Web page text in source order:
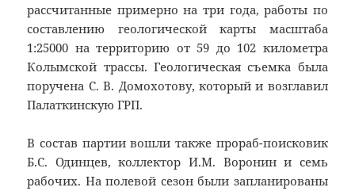
рассчитанные примерно на три года, работы по
составлению геологической карты масштаба
1:25000 на территорию от 59 до 102 километра
Колымской трассы. Геологическая съемка была
поручена С. В. Домохотову, который и возглавил
Палаткинскую ГРП.
В состав партии вошли также прораб-поисковик
Б.С. Одинцев, коллектор И.М. Воронин и семь
рабочих. На полевой сезон были запланированы